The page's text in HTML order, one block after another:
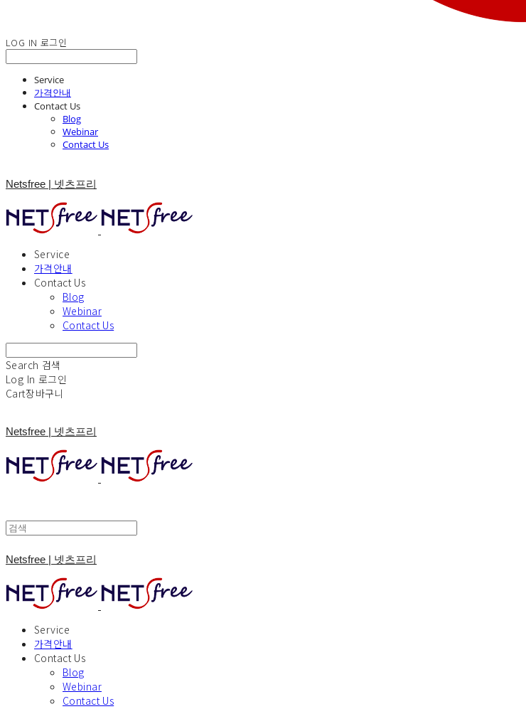
LOG IN 로그인
Service
가격안내
Contact Us
Blog
Webinar
Contact Us
Netsfree | 넷츠프리
Service
가격안내
Contact Us
Blog
Webinar
Contact Us
Search 검색
Log In 로그인
Cart장바구니
Netsfree | 넷츠프리
Netsfree | 넷츠프리
Service
가격안내
Contact Us
Blog
Webinar
Contact Us